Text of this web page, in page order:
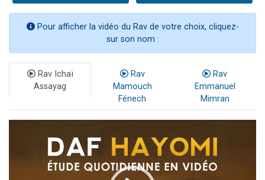
Pour afficher la vidéo du Rav de votre choix, cliquez-
sur son nom :
Rav Ichaï
Assayag
Rav
Mamouch
Fénech
Rav
Emmanuel
Mimran